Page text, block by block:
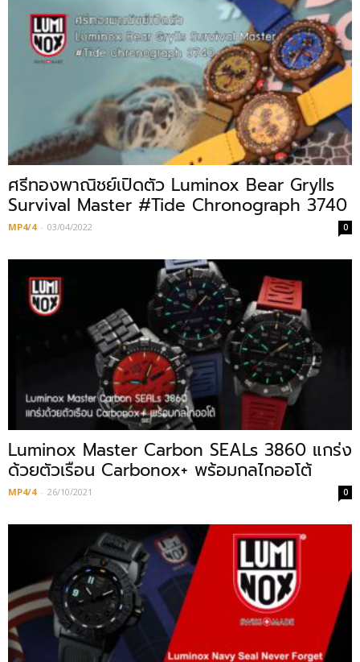
ศรีทองพาณิชย์เปิดตัว Luminox Bear Grylls
Survival Master #Tide Chronograph 3740
MP4/4 - 03/04/2022 0
Luminox Master Carbon SEALs 3860 แกร่ง
ด้วยตัวเรือน Carbonox+ พร้อมกลไกออโต้
MP4/4 - 26/10/2021 0